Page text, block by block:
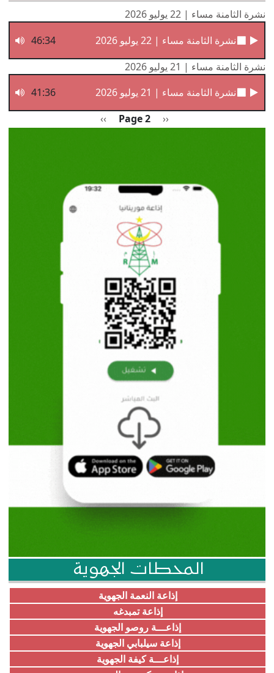
نشرة الثامنة مساء | 22 يوليو 2026
نشرة الثامنة مساء | 22 يوليو 2026
46:34
نشرة الثامنة مساء | 21 يوليو 2026
نشرة الثامنة مساء | 21 يوليو 2026
41:36
Previous page
‹‹
Page 2 الصفحة التالية
››
المحطات الجهوية
إذاعة النعمة الجهوية
إذاعة تمبدغه
إذاعـــة روصو الجهوية
إذاعة سيلبابي الجهوية
إذاعـــة كيفة الجهوية